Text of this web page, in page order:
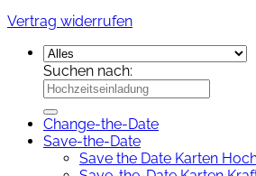
Vertrag widerrufen
Suchen nach:
Change-the-Date
Save-the-Date
Save the Date Karten